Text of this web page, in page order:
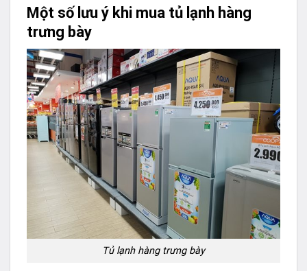
Một số lưu ý khi mua tủ lạnh hàng
trưng bày
Tủ lạnh hàng trưng bày